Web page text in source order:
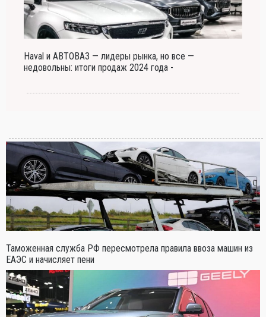
Haval и АВТОВАЗ — лидеры рынка, но все —
недовольны: итоги продаж 2024 года -
Таможенная служба РФ пересмотрела правила ввоза машин из
ЕАЭС и начисляет пени